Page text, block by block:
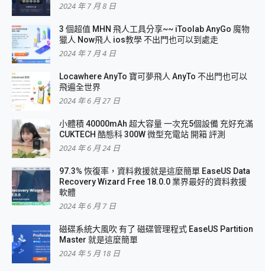
2024 年 7 月 8 日
3 個超值 MHN 飛人工具分享~~ iToolab AnyGo 魔物
獵人 Now飛人 ios教學 不出門也可以到處走
2024 年 7 月 4 日
Locawhere AnyTo 寶可夢飛人 AnyTo 不出門也可以
飛遍全世界
2024 年 6 月 27 日
小體積 40000mAh 超大容量 一次充5個設備 充好充滿
CUKTECH 酷態科 300W 微型充電站 開箱 評測
2024 年 6 月 24 日
97.3% 恢復率，資料救援就是這麼簡單 EaseUS Data
Recovery Wizard Free 18.0.0 業界最好的資料救援
軟體
2024 年 6 月 7 日
磁碟系統大風吹 有了 磁碟管理程式 EaseUS Partition
Master 就是這麼簡單
2024 年 5 月 18 日